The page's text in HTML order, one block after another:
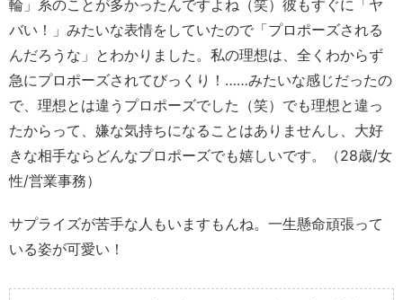
輪」系のことが多かったんですよね（笑）彼もすぐに「ヤ
バい！」みたいな表情をしていたので「プロポーズされる
んだろうな」とわかりました。私の理想は、全くわからず
急にプロポーズされてびっくり！……みたいな感じだったの
で、理想とは違うプロポーズでした（笑）でも理想と違っ
たからって、嫌な気持ちになることはありませんし、大好
きな相手ならどんなプロポーズでも嬉しいです。（28歳/女
性/営業事務）
サプライズが苦手な人もいますもんね。一生懸命頑張って
いる姿が可愛い！